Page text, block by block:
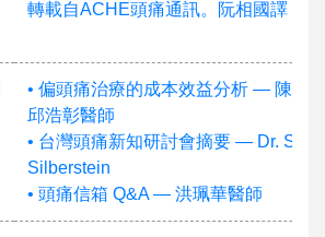
轉載自ACHE頭痛通訊。阮相國譯
• 偏頭痛治療的成本效益分析 — 陳威
邱浩彰醫師
• 台灣頭痛新知研討會摘要 — Dr.
Silberstein
• 頭痛信箱 Q&A — 洪珮華醫師